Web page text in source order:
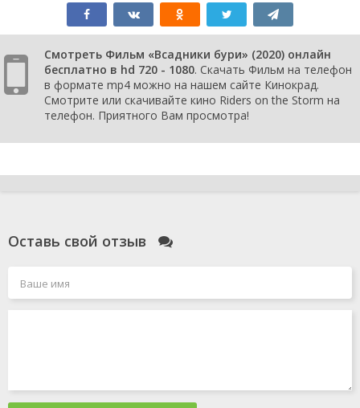
Смотреть Фильм «Всадники бури» (2020) онлайн
бесплатно в hd 720 - 1080. Скачать Фильм на телефон
в формате mp4 можно на нашем сайте Кинокрад.
Смотрите или скачивайте кино Riders on the Storm на
телефон. Приятного Вам просмотра!
Оставь свой отзыв